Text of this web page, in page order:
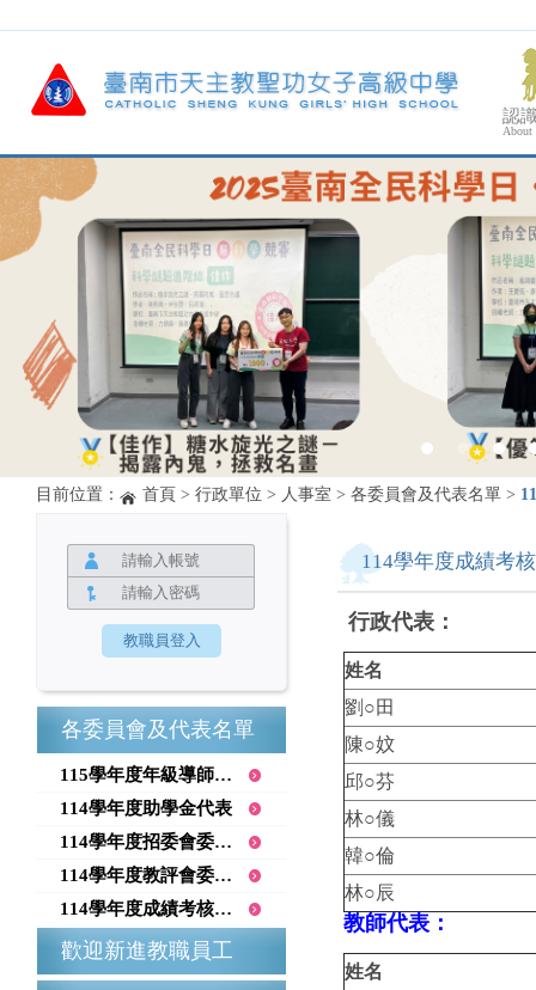
認
About
目前位置： 首頁 > 行政單位 > 人事室 > 各委員會及代表名單 >
各委員會及代表名單
115學年度年級導師召集人
114學年度助學金代表
114學年度招委會委員名單
114學年度教評會委員名單
114學年度成績考核委員會
歡迎新進教職員工
114學年度成績考
行政代表：
姓名
劉○田
陳○妏
邱○芬
林○儀
韓○倫
林○辰
教師代表：
姓名